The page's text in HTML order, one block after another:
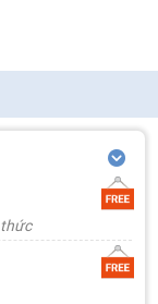
thức